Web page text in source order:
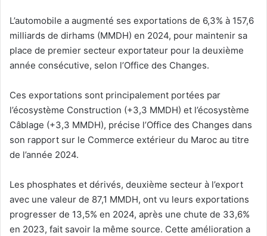
L’automobile a augmenté ses exportations de 6,3% à 157,6
milliards de dirhams (MMDH) en 2024, pour maintenir sa
place de premier secteur exportateur pour la deuxième
année consécutive, selon l’Office des Changes.
Ces exportations sont principalement portées par
l’écosystème Construction (+3,3 MMDH) et l’écosystème
Câblage (+3,3 MMDH), précise l’Office des Changes dans
son rapport sur le Commerce extérieur du Maroc au titre
de l’année 2024.
Les phosphates et dérivés, deuxième secteur à l’export
avec une valeur de 87,1 MMDH, ont vu leurs exportations
progresser de 13,5% en 2024, après une chute de 33,6%
en 2023, fait savoir la même source. Cette amélioration a